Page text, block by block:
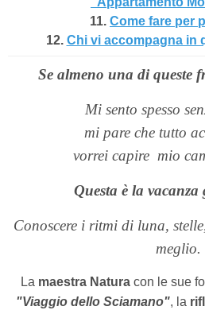
11. Come fare per
12. Chi vi accompagna in
Se almeno una di queste
Mi sento spesso
mi pare che tutto
vorrei capire mio
Questa è la vacanza
Conoscere i ritmi di luna,
meglio.
La maestra Natura con le sue
"Viaggio dello Sciamano", la